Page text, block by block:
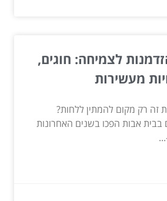
לצמיחה: חוגים,
מעשירות
רק מקום להמתין ללחות?
אבות הפכו בשנים האחרונות